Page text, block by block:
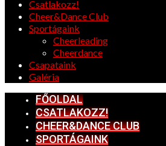
Csatlakozz!
Cheer&Dance Club
Sportágaink
Cheerleading
Cheerdance
Csapataink
Galéria
FŐOLDAL
CSATLAKOZZ!
CHEER&DANCE CLUB
SPORTÁGAINK